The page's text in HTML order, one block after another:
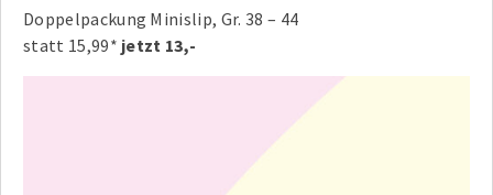
Doppelpackung Minislip, Gr. 38 – 44
statt 15,99* jetzt 13,-